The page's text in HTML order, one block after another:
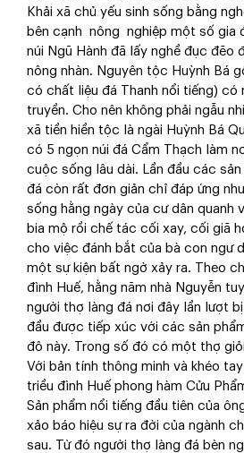
Khải xã chủ yếu sinh sống bằng
bên cạnh nông nghiệp một số gia
núi Ngũ Hành đã lấy nghề đục đẽo
nông nhàn. Nguyên tộc Huỳnh Bá
có chất liệu đá Thanh nổi tiếng) có
truyền. Cho nên không phải ngẫu
xã tiền hiền tộc là ngài Huỳnh Bá
có 5 ngọn núi đá Cẩm Thạch làm
cuộc sống lâu dài. Lần đầu các
đá còn rất đơn giản chỉ đáp ứng
sống hằng ngày của cư dân quanh
bia mộ rồi chế tác cối xay, cối giã
cho việc đánh bắt của bà con ngư
một sự kiện bất ngờ xảy ra. Theo
đình Huế, hằng năm nhà Nguyễn
người thợ làng đá nơi đây lần lượt
đầu được tiếp xúc với các sản
đô này. Trong số đó có một thợ
Với bản tính thông minh và khéo
triều đình Huế phong hàm Cửu
Sản phẩm nổi tiếng đầu tiên của
xảo báo hiệu sự ra đời của ngành
sau. Từ đó người thợ làng đá bèn